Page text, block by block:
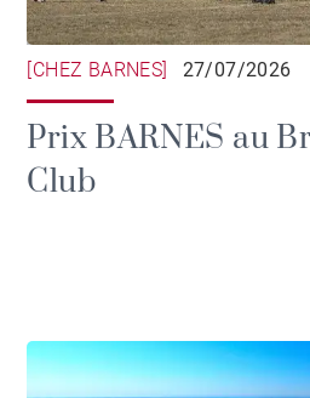
[CHEZ BARNES] 27/07/2026
Prix BARNES au
Club